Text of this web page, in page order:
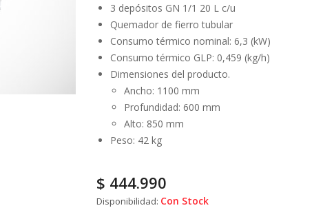
3 depósitos GN 1/1 20 L c/u
Quemador de fierro tubular
Consumo térmico nominal: 6,3 (kW)
Consumo térmico GLP: 0,459 (kg/h)
Dimensiones del producto.
Ancho: 1100 mm
Profundidad: 600 mm
Alto: 850 mm
Peso: 42 kg
$ 444.990
Disponibilidad: Con Stock